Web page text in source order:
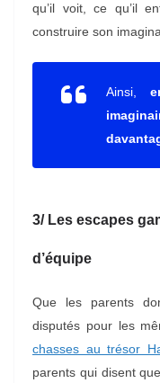
qu’il voit, ce qu’il
construire son
Ainsi,
3/ Les escapes
d’équipe
Que les parents
disputés pour les
chasses au trésor
parents qui disent